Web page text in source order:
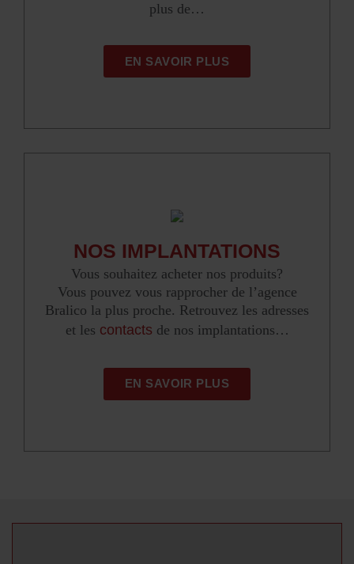
plus de…
EN SAVOIR PLUS
NOS IMPLANTATIONS
Vous souhaitez acheter nos produits?
Vous pouvez vous rapprocher de l’agence
Bralico la plus proche. Retrouvez les adresses
et les contacts de nos implantations…
EN SAVOIR PLUS